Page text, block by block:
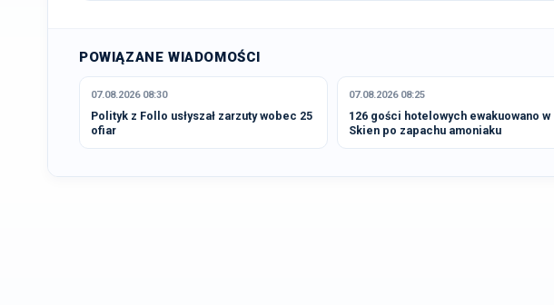
POWIĄZANE WIADOMOŚCI
07.08.2026 08:30
Polityk z Follo usłyszał zarzuty wobec 25
ofiar
07.08.2026 08:25
126 gości hotelowych ewakuowano w
Skien po zapachu amoniaku